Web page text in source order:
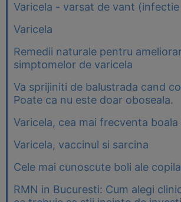
Varicela - varsat de vant
Varicela
Remedii naturale pentru
simptomelor de varicela
Va sprijiniti de balustrada cand
Poate ca nu este doar oboseala.
Varicela, cea mai frecventa boala
Varicela, vaccinul si sarcina
Cele mai cunoscute boli ale
RMN in Bucuresti: Cum alegi